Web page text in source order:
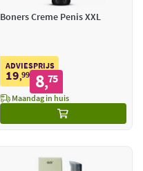
Boners Creme Penis XXL
ADVIESPRIJS
19,99 8,75
Maandag in huis